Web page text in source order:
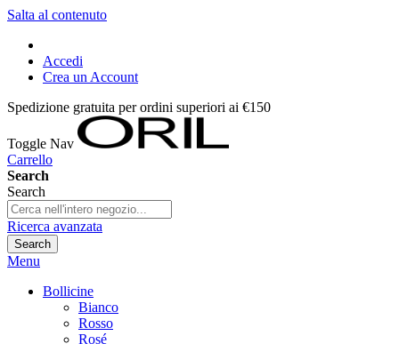
Salta al contenuto
Accedi
Crea un Account
Spedizione gratuita per ordini superiori ai €150
Toggle Nav
Carrello
Search
Search
Ricerca avanzata
Search
Menu
Bollicine
Bianco
Rosso
Rosé